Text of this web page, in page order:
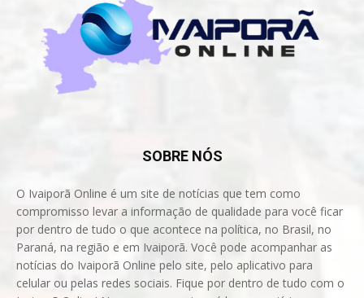
SOBRE NÓS
O Ivaiporã Online é um site de notícias que tem como
compromisso levar a informação de qualidade para você ficar
por dentro de tudo o que acontece na política, no Brasil, no
Paraná, na região e em Ivaiporã. Você pode acompanhar as
notícias do Ivaiporã Online pelo site, pelo aplicativo para
celular ou pelas redes sociais. Fique por dentro de tudo com o